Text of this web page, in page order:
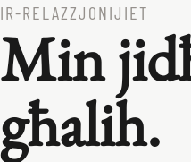
IR‑RELAZZJONIJIET
Min
għalih.